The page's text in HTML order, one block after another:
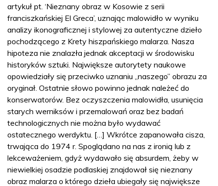
artykuł pt. ‘Nieznany obraz w Kosowie z serii
franciszkańskiej El Greca’, uznając malowidło w wyniku
analizy ikonograficznej i stylowej za autentyczne dzieło
pochodzącego z Krety hiszpańskiego malarza. Nasza
hipoteza nie znalazła jednak akceptacji w środowisku
historyków sztuki. Największe autorytety naukowe
opowiedziały się przeciwko uznaniu „naszego” obrazu za
oryginał. Ostatnie słowo powinno jednak należeć do
konserwatorów. Bez oczyszczenia malowidła, usunięcia
starych werniksów i przemalowań oraz bez badań
technologicznych nie można było wydawać
ostatecznego werdyktu. […] Wkrótce zapanowała cisza,
trwająca do 1974 r. Spoglądano na nas z ironią lub z
lekceważeniem, gdyż wydawało się absurdem, żeby w
niewielkiej osadzie podlaskiej znajdował się nieznany
obraz malarza o którego dzieła ubiegały się największe